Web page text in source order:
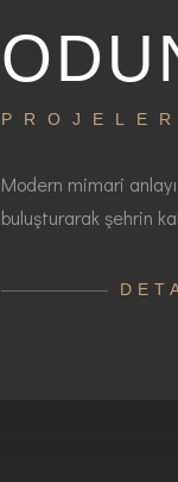
Modern mimari
buluşturarak şehrin